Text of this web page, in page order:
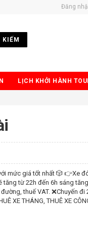
Đăng
LỊCH KHỞI HÀNH
mức giá tốt nhất 🎲 👉Xe
tăng từ 22h đến 6h sáng
thuế VAT. ❌Chuyến
XE THÁNG, THUÊ XE